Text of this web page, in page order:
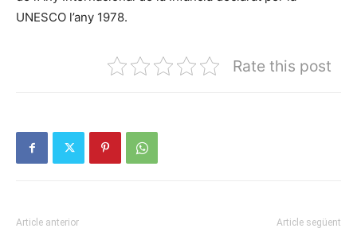
UNESCO l’any 1978.
Rate this post
Article anterior Article següent